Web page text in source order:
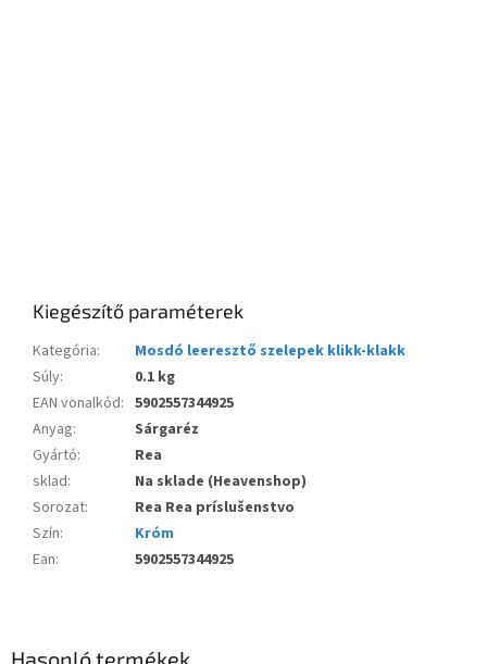
Kiegészítő paraméterek
Kategória:
Mosdó leeresztő szelepek klikk-klakk
Súly:
0.1 kg
EAN vonalkód: 5902557344925
Anyag:
Sárgaréz
Gyártó:
Rea
sklad:
Na sklade (Heavenshop)
Sorozat:
Rea Rea príslušenstvo
Szín:
Króm
Ean: 5902557344925